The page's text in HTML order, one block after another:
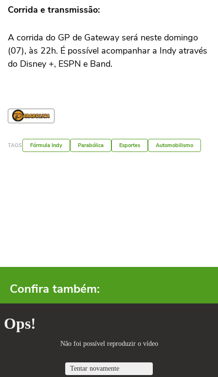
Corrida e transmissão:
A corrida do GP de Gateway será neste domingo
(07), às 22h. É possível acompanhar a Indy através
do Disney +, ESPN e Band.
TAGS Fórmula Indy Parabólica Esportes Automobilismo
Confira também: